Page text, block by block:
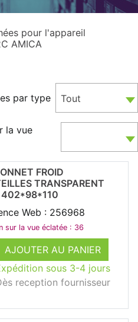
pour l'appareil
AMICA
par type Tout
la vue
AJOUTER AU PANIER
sous 3-4 jours
reception fournisseur
FROID
TRANSPARENT
402*98*110
Web : 256968
sur la vue éclatée : 36